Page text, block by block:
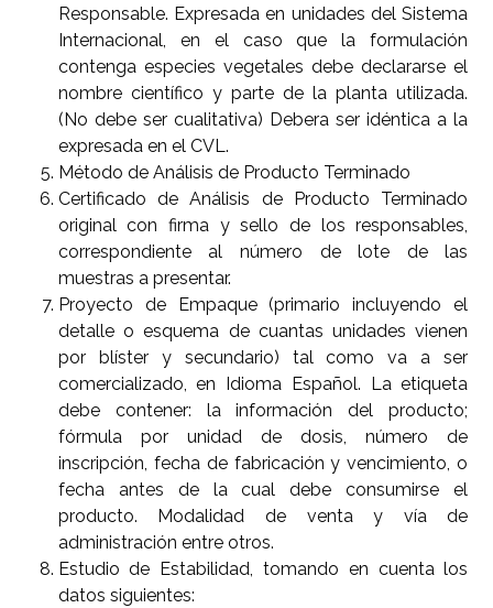
Responsable. Expresada en unidades del Sistema
Internacional, en el caso que la formulación
contenga especies vegetales debe declararse el
nombre científico y parte de la planta utilizada.
(No debe ser cualitativa) Debera ser idéntica a la
expresada en el CVL.
Método de Análisis de Producto Terminado
Certificado de Análisis de Producto Terminado
original con firma y sello de los responsables,
correspondiente al número de lote de las
muestras a presentar.
Proyecto de Empaque (primario incluyendo el
detalle o esquema de cuantas unidades vienen
por blíster y secundario) tal como va a ser
comercializado, en Idioma Español. La etiqueta
debe contener: la información del producto;
fórmula por unidad de dosis, número de
inscripción, fecha de fabricación y vencimiento, o
fecha antes de la cual debe consumirse el
producto. Modalidad de venta y vía de
administración entre otros.
Estudio de Estabilidad, tomando en cuenta los
datos siguientes: